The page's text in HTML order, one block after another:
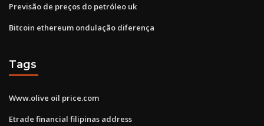
Previsão de preços do petróleo uk
Bitcoin ethereum ondulação diferença
Tags
Www.olive oil price.com
Etrade financial filipinas address